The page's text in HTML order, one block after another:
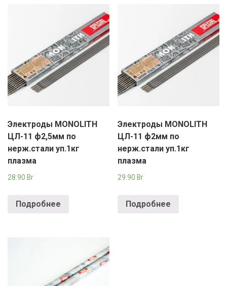
Электроды MONOLITH
ЦЛ-11 ф2,5мм по
нерж.стали уп.1кг
плазма
28.90 Br
Подробнее
Электроды MONOLITH
ЦЛ-11 ф2мм по
нерж.стали уп.1кг
плазма
29.90 Br
Подробнее